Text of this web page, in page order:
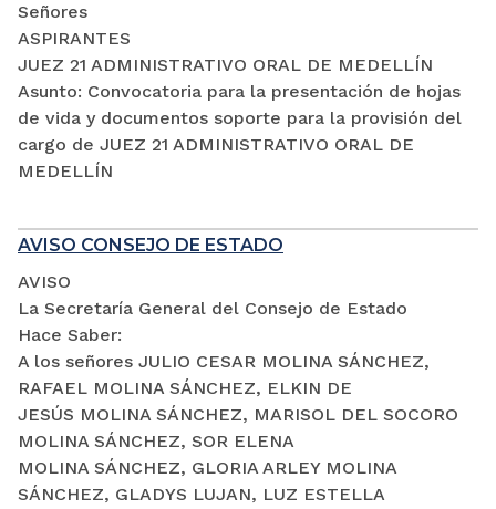
Señores
ASPIRANTES
JUEZ 21 ADMINISTRATIVO ORAL DE MEDELLÍN
Asunto: Convocatoria para la presentación de hojas
de vida y documentos soporte para la provisión del
cargo de JUEZ 21 ADMINISTRATIVO ORAL DE
MEDELLÍN
AVISO CONSEJO DE ESTADO
AVISO
La Secretaría General del Consejo de Estado
Hace Saber:
A los señores JULIO CESAR MOLINA SÁNCHEZ,
RAFAEL MOLINA SÁNCHEZ, ELKIN DE
JESÚS MOLINA SÁNCHEZ, MARISOL DEL SOCORO
MOLINA SÁNCHEZ, SOR ELENA
MOLINA SÁNCHEZ, GLORIA ARLEY MOLINA
SÁNCHEZ, GLADYS LUJAN, LUZ ESTELLA